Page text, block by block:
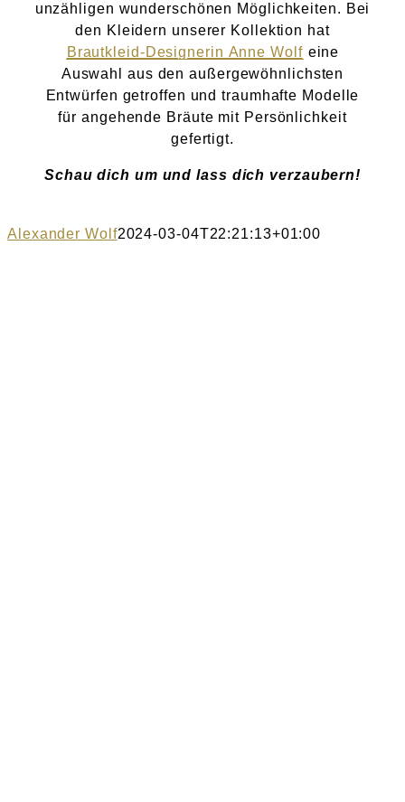
Kontakt
UK
unzähligen wunderschönen Möglichkeiten. Bei
den Kleidern unserer Kollektion hat
Brautkleid-Designerin Anne Wolf eine
Auswahl aus den außergewöhnlichsten
Entwürfen getroffen und traumhafte Modelle
für angehende Bräute mit Persönlichkeit
gefertigt.
Schau dich um und lass dich verzaubern!
Alexander Wolf2024-03-04T22:21:13+01:00